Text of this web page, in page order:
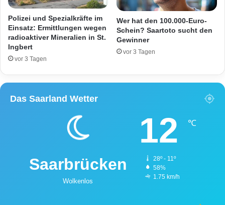
s
h
b
l
o
c
P
o
l
i
z
e
h
Polizei und Spezialkräfte im
Einsatz: Ermittlungen wegen
radioaktiver Mineralien in St.
Ingbert
vor 3 Tagen
Wer hat den 100.000-Euro-
Schein? Saartoto sucht den
Gewinner
vor 3 Tagen
Das Saarland Wetter
Saarbrücken
Wolkenlos
12 ℃
28º - 11º
58%
1.75 km/h